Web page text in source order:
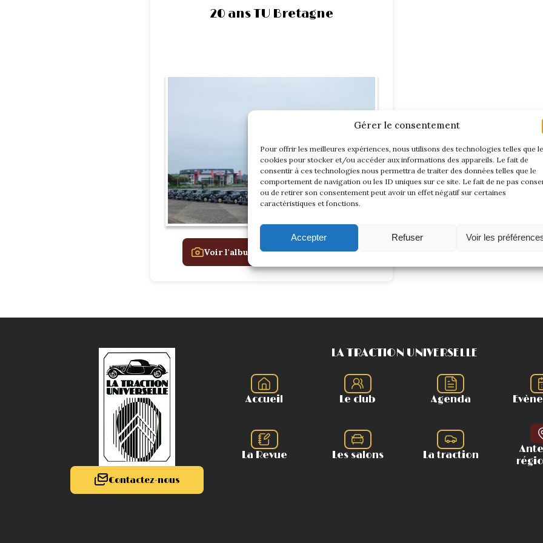
Gérer le consentement
Pour offrir les meilleures expériences, nous utilisons des technologies telles que
cookies pour stocker et/ou accéder aux informations des appareils. Le fait de
consentir à ces technologies nous permettra de traiter des données telles que le
comportement de navigation ou les ID uniques sur ce site. Le fait de ne pas
ou de retirer son consentement peut avoir un effet négatif sur certaines
caractéristiques et fonctions.
Accepter Refuser Voir les
20 ans TU Bretagne
Voir l'album de cette rencontre
Contactez-nous
LA TRACTION UNIVERSELLE
Accueil Le club Agenda
La Revue Les salons La traction